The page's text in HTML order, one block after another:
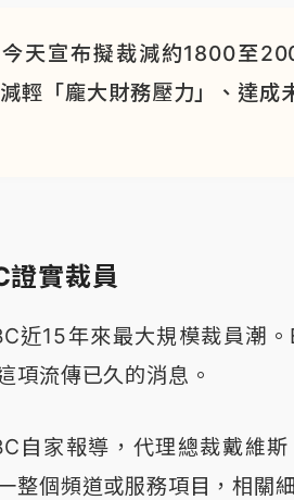
天宣布擬裁減約1800至
輕「龐大財務壓力」、達
證實裁員
近15年來最大規模裁員潮
項流傳已久的消息。
自家報導，代理總裁戴維
整個頻道或服務項目，相關